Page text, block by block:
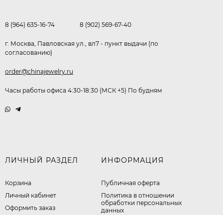
8 (964) 635-16-74 8 (902) 569-67-40
г. Москва, Павловская ул., вл7 - пункт выдачи (по
согласованию)
order@chinajewelry.ru
Часы работы офиса 4:30-18:30 (МСК +5) По будням
ЛИЧНЫЙ РАЗДЕЛ
Корзина
Личный кабинет
Оформить заказ
ИНФОРМАЦИЯ
Публичная оферта
​Политика в отношении
обработки персональных
данных